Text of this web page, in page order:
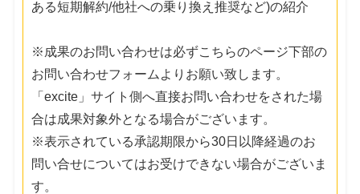
ある短期解約/他社への乗り換え推奨など)の紹介
※成果のお問い合わせは必ずこちらのページ下部の
お問い合わせフォームよりお願い致します。
「excite」サイト側へ直接お問い合わせをされた場
合は成果対象外となる場合がございます。
※表示されている承認期限から30日以降経過のお
問い合せについてはお受けできない場合がございま
す。